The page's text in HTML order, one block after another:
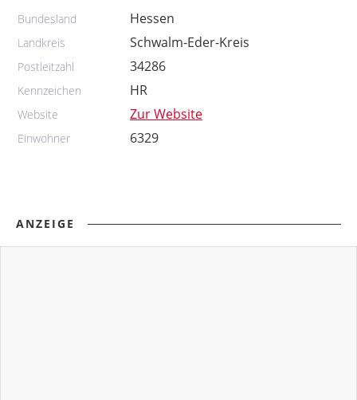
Bundesland Hessen
Landkreis Schwalm-Eder-Kreis
Postleitzahl 34286
Kennzeichen HR
Website Zur Website
Einwohner 6329
ANZEIGE